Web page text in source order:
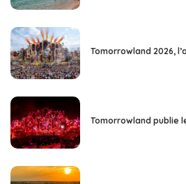
Tomorrowland 2026,
Tomorrowland publie